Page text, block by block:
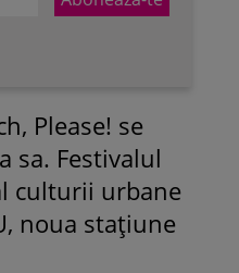
Please! se
sa. Festivalul
culturii urbane
noua stațiune